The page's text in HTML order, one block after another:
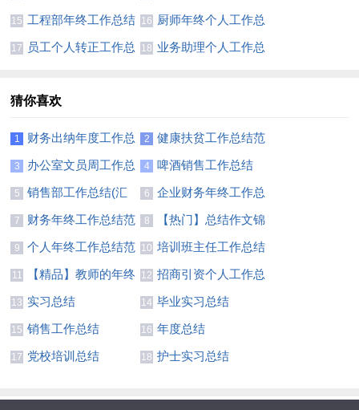
集15篇
15 工程部年终工作总结
(通用15篇)
16
厨师年终个人工作总
结集锦15篇
17
员工个人转正工作总
18 业务助理个人工作总
猜你喜欢
1
财务出纳年度工作总
结11篇
2
健康扶贫工作总结范
文
3
办公室文员周工作总
结
4 啤酒销售工作总结
5
销售部工作总结(汇
编15篇)
6
企业财务年终工作总
结范文
7
财务年终工作总结范
文汇编六篇
8
【热门】总结作文锦
集四篇
9
个人年终工作总结范
文
10 培训班主任工作总结
集锦8篇
11
【精品】教师的年终
总结模板汇编八篇
12 招商引资个人工作总
结
13 实习总结 14 毕业实习总结
15 销售工作总结 16 年度总结
17 党校培训总结 18 护士实习总结